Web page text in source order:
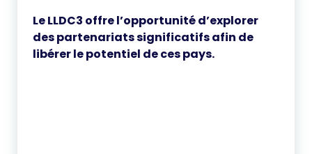
Le LLDC3 offre l’opportunité d’explorer
des partenariats significatifs afin de
libérer le potentiel de ces pays.